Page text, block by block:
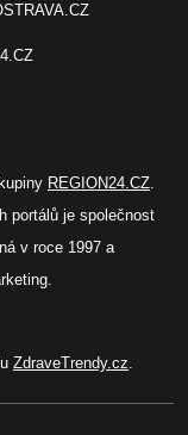
REGION24.CZ.
portálů je společnost
v roce 1997 a
ZdraveTrendy.cz.